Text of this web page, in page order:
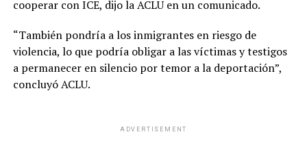
cooperar con ICE, dijo la ACLU en un comunicado.
“También pondría a los inmigrantes en riesgo de
violencia, lo que podría obligar a las víctimas y testigos
a permanecer en silencio por temor a la deportación”,
concluyó ACLU.
ADVERTISEMENT